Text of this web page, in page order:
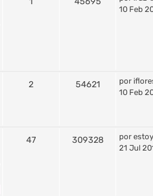
10 Feb
2 54621 por
10 Feb
47 309328 por
21 Jul